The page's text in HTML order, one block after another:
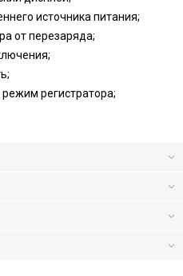
источника питания;
от перезаряда;
регистратора;